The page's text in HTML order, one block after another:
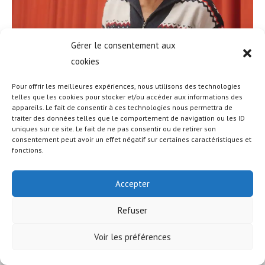
Gérer le consentement aux
cookies
Pour offrir les meilleures expériences, nous utilisons des technologies
telles que les cookies pour stocker et/ou accéder aux informations des
appareils. Le fait de consentir à ces technologies nous permettra de
traiter des données telles que le comportement de navigation ou les ID
uniques sur ce site. Le fait de ne pas consentir ou de retirer son
consentement peut avoir un effet négatif sur certaines caractéristiques et
fonctions.
Accepter
Refuser
Voir les préférences
© COPYRIGHT - OCEANWP THEME BY NICK